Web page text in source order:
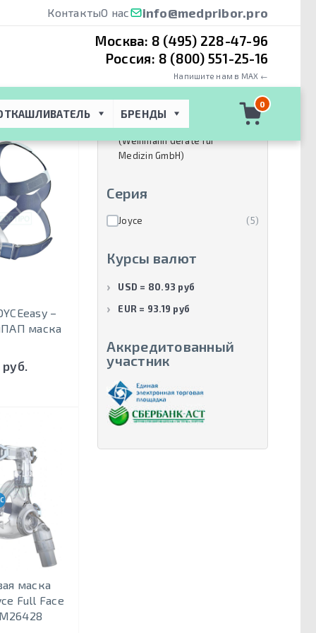
КонтактыО нас info@medpribor.pro
Москва: 8 (495) 228-47-96
Россия: 8 (800) 551-25-16
Напишите нам в MAX ←
БРЕНДЫ
0
–
маска
руб.
CPAP-BPAP-НВЛ
маска
Full Face
Производители
Lowenstein medical
(Weinmann Gerate fur
Medizin GmbH)
(9)
Серия
Joyce (5)
Курсы валют
USD = 80.93 руб
EUR = 93.19 руб
Аккредитованный
участник